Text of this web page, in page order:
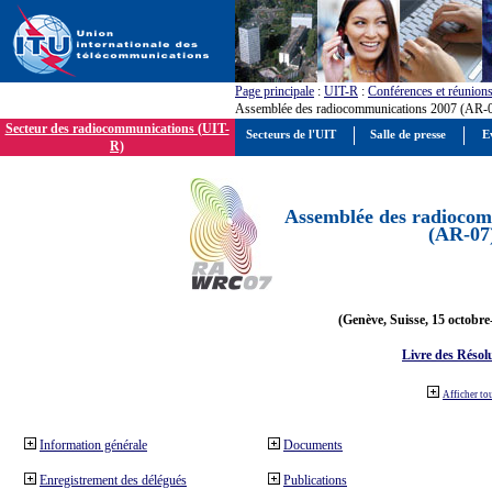
Page principale : UIT-R : Conférences et réunions
Assemblée des radiocommunications 2007 (AR-
Secteur des radiocommunications (UIT-
R)
Assemblée des
(AR-
(Genève, Suisse, 15
Livre des
Afficher
Information générale
Enregistrement des délégués
Documents
Publications
Secteurs de l'UIT Salle de presse